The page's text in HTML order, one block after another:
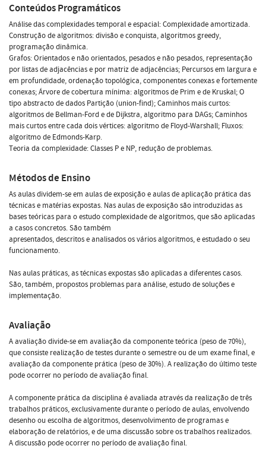
Conteúdos Programáticos
Análise das complexidades temporal e espacial: Complexidade amortizada.
Construção de algoritmos: divisão e conquista, algoritmos greedy,
programação dinâmica.
Grafos: Orientados e não orientados, pesados e não pesados, representação
por listas de adjacências e por matriz de adjacências; Percursos em largura e
em profundidade, ordenação topológica, componentes conexas e fortemente
conexas; Árvore de cobertura mínima: algoritmos de Prim e de Kruskal; O
tipo abstracto de dados Partição (union-find); Caminhos mais curtos:
algoritmos de Bellman-Ford e de Dijkstra, algoritmo para DAGs; Caminhos
mais curtos entre cada dois vértices: algoritmo de Floyd-Warshall; Fluxos:
algoritmo de Edmonds-Karp.
Teoria da complexidade: Classes P e NP, redução de problemas.
Métodos de Ensino
As aulas dividem-se em aulas de exposição e aulas de aplicação prática das
técnicas e matérias expostas. Nas aulas de exposição são introduzidas as
bases teóricas para o estudo complexidade de algoritmos, que são aplicadas
a casos concretos. São também
apresentados, descritos e analisados os vários algoritmos, e estudado o seu
funcionamento.
Nas aulas práticas, as técnicas expostas são aplicadas a diferentes casos.
São, também, propostos problemas para análise, estudo de soluções e
implementação.
Avaliação
A avaliação divide-se em avaliação da componente teórica (peso de 70%),
que consiste realização de testes durante o semestre ou de um exame final, e
avaliação da componente prática (peso de 30%). A realização do último teste
pode ocorrer no período de avaliação final.
A componente prática da disciplina é avaliada através da realização de três
trabalhos práticos, exclusivamente durante o período de aulas, envolvendo
desenho ou escolha de algoritmos, desenvolvimento de programas e
elaboração de relatórios, e de uma discussão sobre os trabalhos realizados.
A discussão pode ocorrer no período de avaliação final.